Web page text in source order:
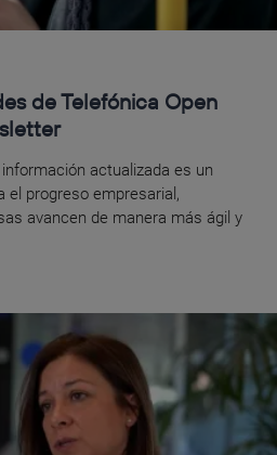
de Telefónica Open
actualizada es un
el progreso empresarial,
avancen de manera más ágil y